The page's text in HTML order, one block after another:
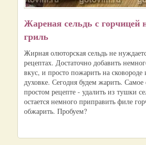
Жареная сельдь с горчицей
гриль
Жирная олюторская сельдь не
рецептах. Достаточно добавить
вкус, и просто пожарить на сковороде
духовке. Сегодня будем жарить.
простом рецепте - удалить из тушки
остается немного приправить филе
обжарить. Пробуем?